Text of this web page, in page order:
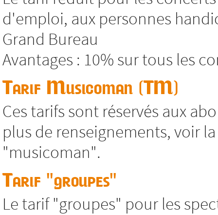
d'emploi, aux personnes
Grand Bureau
Avantages : 10% sur tous les
Tarif Musicoman (TM)
Ces tarifs sont réservés aux
plus de renseignements, voir
"musicoman".
Tarif "groupes"
Le tarif "groupes" pour les